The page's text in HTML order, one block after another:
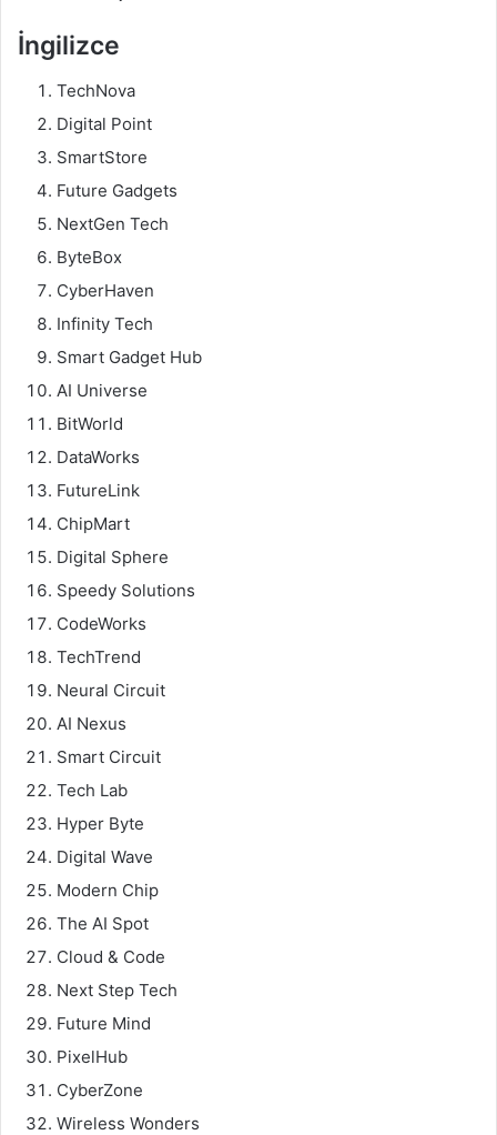
İngilizce
TechNova
Digital Point
SmartStore
Future Gadgets
NextGen Tech
ByteBox
CyberHaven
Infinity Tech
Smart Gadget Hub
AI Universe
BitWorld
DataWorks
FutureLink
ChipMart
Digital Sphere
Speedy Solutions
CodeWorks
TechTrend
Neural Circuit
AI Nexus
Smart Circuit
Tech Lab
Hyper Byte
Digital Wave
Modern Chip
The AI Spot
Cloud & Code
Next Step Tech
Future Mind
PixelHub
CyberZone
Wireless Wonders